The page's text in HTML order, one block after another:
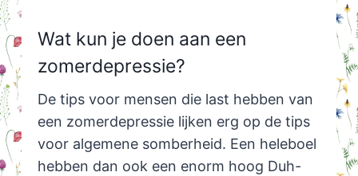
Wat kun je doen aan een
zomerdepressie?
De tips voor mensen die last hebben van
een zomerdepressie lijken erg op de tips
voor algemene somberheid. Een heleboel
hebben dan ook een enorm hoog Duh-